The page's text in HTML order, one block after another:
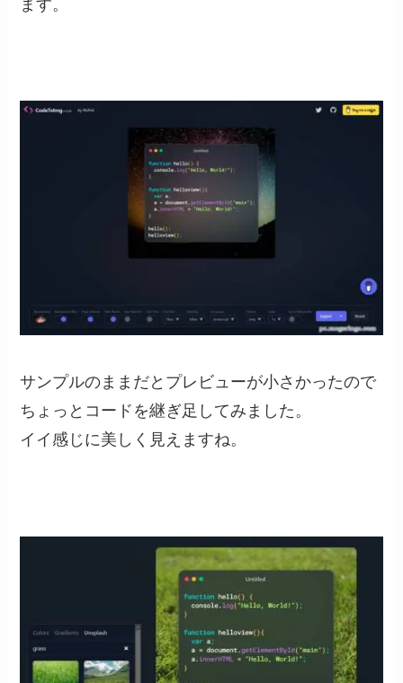
ます。
サンプルのままだとプレビューが小さかったので
ちょっとコードを継ぎ足してみました。
イイ感じに美しく見えますね。